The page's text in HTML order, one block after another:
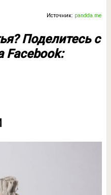
Источник: pandda.me
Поделитесь с
Facebook: